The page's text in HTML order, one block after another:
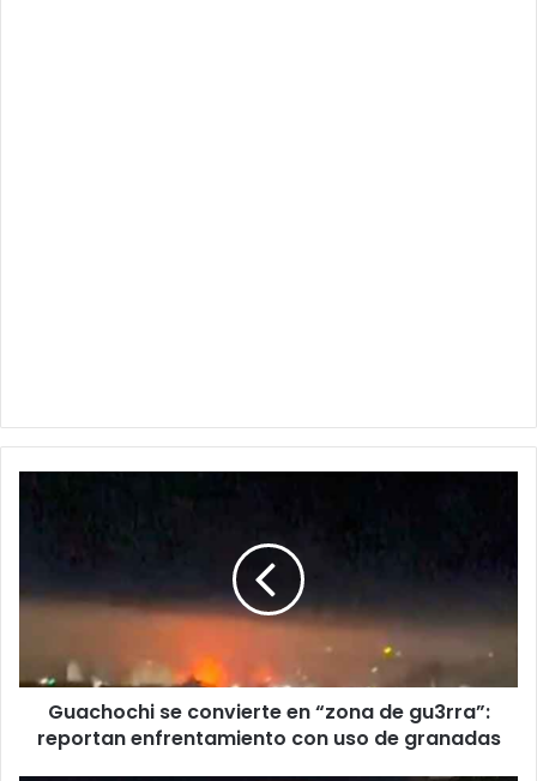
de
reportan
enfrentamiento
uso
Guachochi se convierte en “zona de gu3rra”:
reportan enfrentamiento con uso de granadas